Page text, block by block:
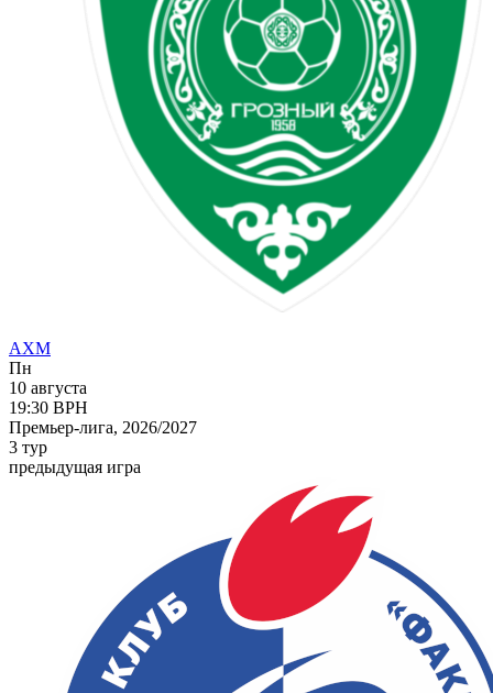
АХМ
Пн
10 августа
19:30 ВРН
Премьер-лига, 2026/2027
3 тур
предыдущая игра